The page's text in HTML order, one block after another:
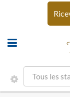
Tous les